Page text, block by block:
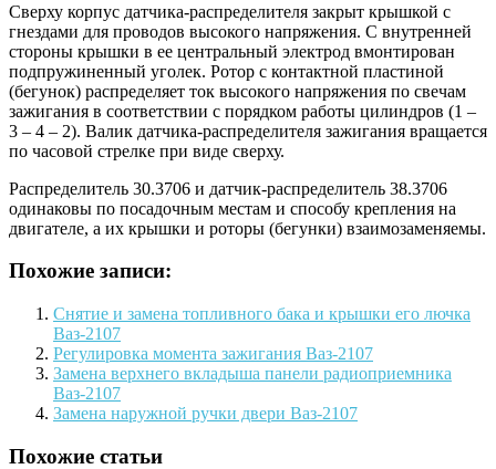
Сверху корпус датчика-распределителя закрыт крышкой с
гнездами для проводов высокого напряжения. С внутренней
стороны крышки в ее центральный электрод вмонтирован
подпружиненный уголек. Ротор с контактной пластиной
(бегунок) распределяет ток высокого напряжения по свечам
зажигания в соответствии с порядком работы цилиндров (1 –
3 – 4 – 2). Валик датчика-распределителя зажигания вращается
по часовой стрелке при виде сверху.
Распределитель 30.3706 и датчик-распределитель 38.3706
одинаковы по посадочным местам и способу крепления на
двигателе, а их крышки и роторы (бегунки) взаимозаменяемы.
Похожие записи:
Снятие и замена топливного бака и крышки его лючка
Ваз-2107
Регулировка момента зажигания Ваз-2107
Замена верхнего вкладыша панели радиоприемника
Ваз-2107
Замена наружной ручки двери Ваз-2107
Похожие статьи